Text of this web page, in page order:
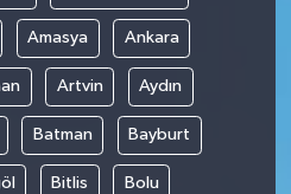
Amasya Ankara
Artvin Aydın
Batman Bayburt
Bitlis Bolu